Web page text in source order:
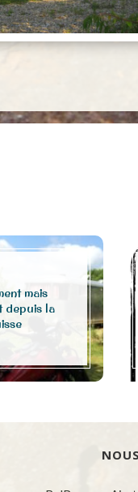
mais
depuis la